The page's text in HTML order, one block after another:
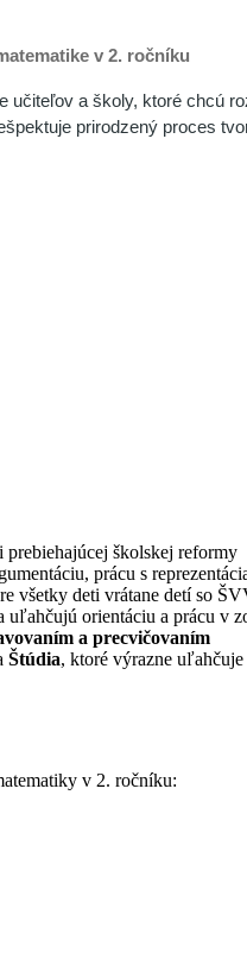
v 2. ročníku
učiteľov a školy, ktoré chcú
prirodzený proces
prebiehajúcej školskej reformy
prácu s
všetky deti vrátane detí so
uľahčujú orientáciu a prácu v
a precvičovaním
Štúdia, ktoré výrazne
v 2. ročníku: